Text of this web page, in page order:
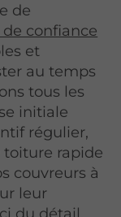
de
confiance
et
au temps
tous les
initiale
régulier,
toiture rapide
couvreurs à
leur